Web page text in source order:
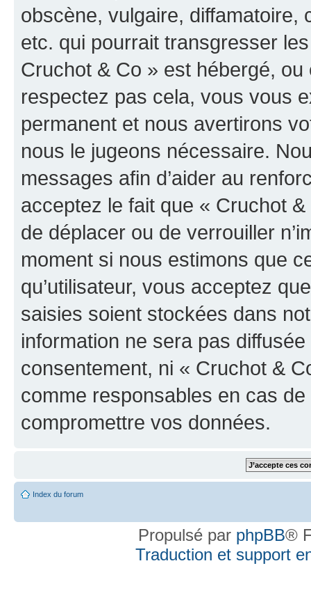
obscène, vulgaire, diffamatoire,
etc. qui pourrait transgresser
Cruchot & Co » est hébergé,
respectez pas cela, vous vous
permanent et nous avertirons
nous le jugeons nécessaire.
messages afin d’aider au
acceptez le fait que « Cruchot
de déplacer ou de verrouiller
moment si nous estimons que
qu’utilisateur, vous acceptez
saisies soient stockées dans
information ne sera pas
consentement, ni « Cruchot &
comme responsables en cas
compromettre vos données.
Index du forum
Propulsé par phpBB®
Traduction et support